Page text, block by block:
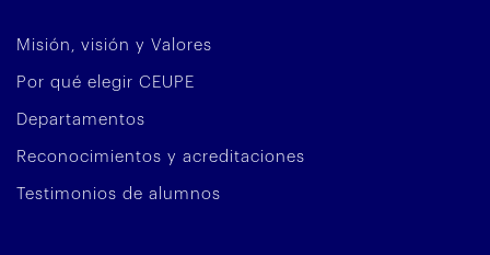
Misión, visión y Valores
Por qué elegir CEUPE
Departamentos
Reconocimientos y acreditaciones
Testimonios de alumnos